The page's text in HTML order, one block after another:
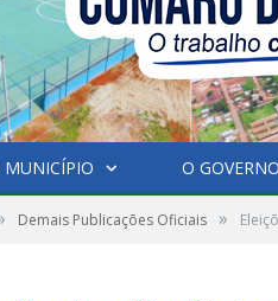
MUNICÍPIO O GOVERNO
Demais Publicações Oficiais »